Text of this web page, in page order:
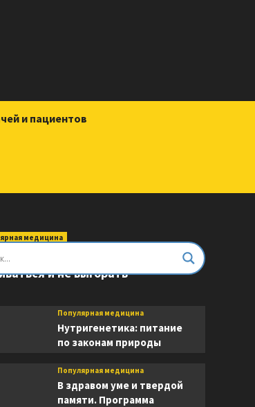
и пациентов
медицина
врачом. Как помогать,
и не выгорать
Популярная медицина
Нутригенетика: питание
по законам природы
Популярная медицина
В здравом уме и твердой
памяти. Программа